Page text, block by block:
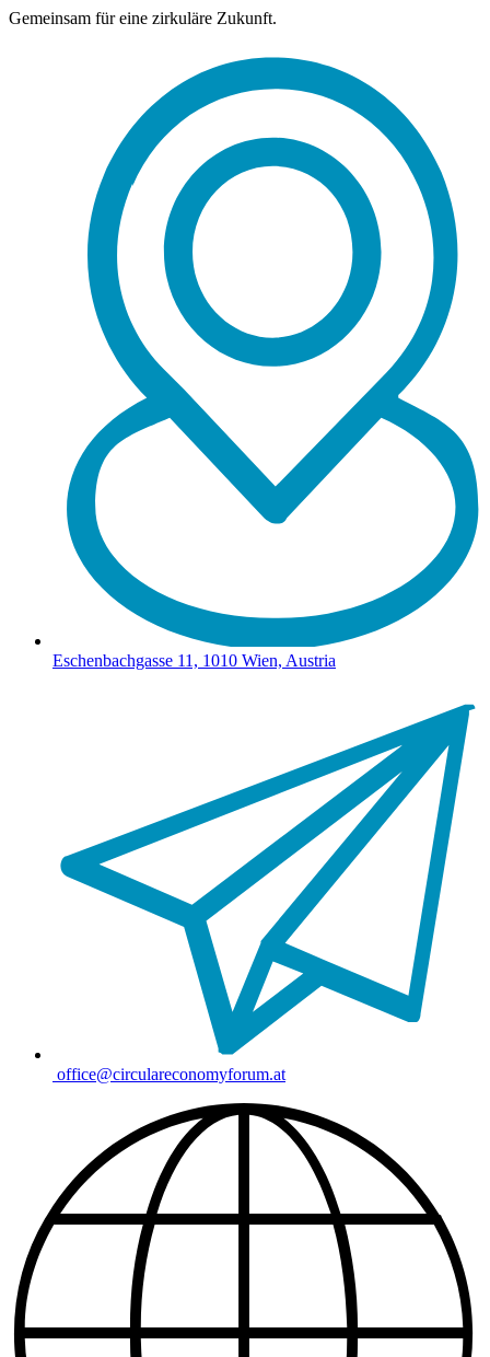
Gemeinsam für eine zirkuläre Zukunft.
Eschenbachgasse 11, 1010 Wien, Austria
office@circulareconomyforum.at